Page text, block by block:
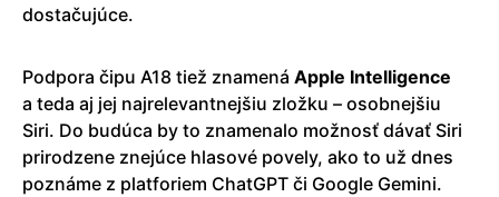
dostačujúce.
Podpora čipu A18 tiež znamená Apple Intelligence
a teda aj jej najrelevantnejšiu zložku – osobnejšiu
Siri. Do budúca by to znamenalo možnosť dávať Siri
prirodzene znejúce hlasové povely, ako to už dnes
poznáme z platforiem ChatGPT či Google Gemini.